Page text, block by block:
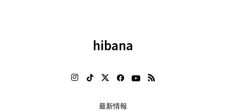
hibana
最新情報